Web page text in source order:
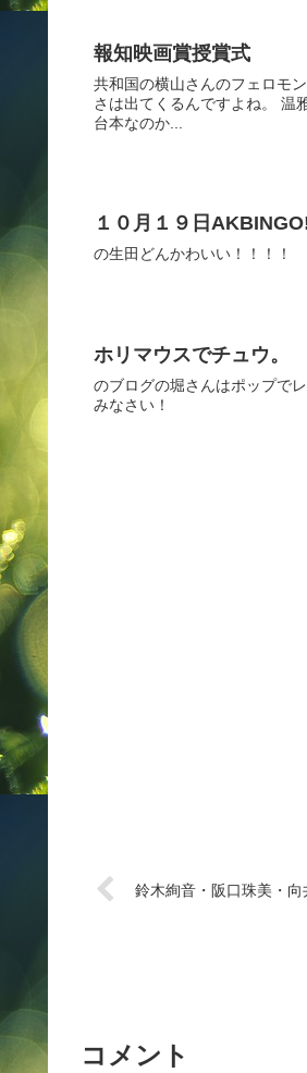
報知映画賞授賞式
共和国の横山さんのフェロモ
さは出てくるんですよね。 温
台本なのか...
１０月１９日
の生田どんかわいい！！！！
ホリマウスでチュウ。
のブログの堀さんはポップで
みなさい！
鈴木絢音・阪口珠美・
コメント